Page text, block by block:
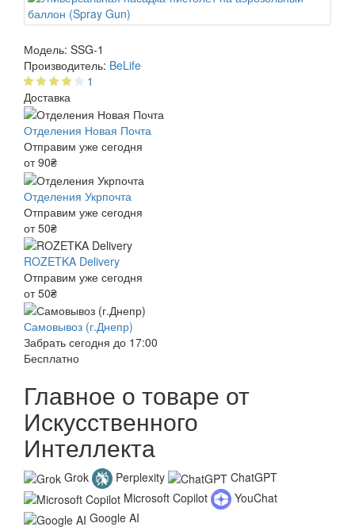
Модель: SSG-1
Производитель: BeLife
1
Доставка
Отделения Новая Почта
Отправим уже сегодня
от 90₴
Отделения Укрпочта
Отправим уже сегодня
от 50₴
ROZETKA Delivery
Отправим уже сегодня
от 50₴
Самовывоз (г.Днепр)
Забрать сегодня до 17:00
Бесплатно
Главное о товаре от
Искусственного
Интеллекта
Grok Perplexity
ChatGPT
Microsoft Copilot
YouChat
Google AI